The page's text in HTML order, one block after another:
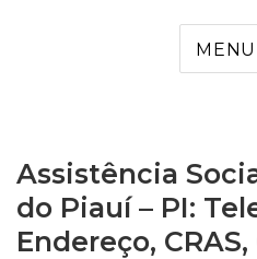
MENU
Assistência
do Piauí – PI:
Endereço, CRAS,